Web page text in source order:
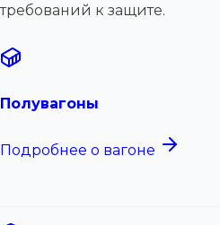
требований к защите.
Полувагоны
Подробнее о вагоне